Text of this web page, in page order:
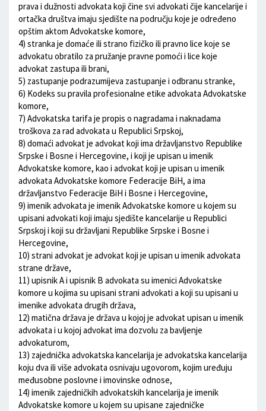
prava i dužnosti advokata koji čine svi advokati čije kancelarije i
ortačka društva imaju sjedište na području koje je određeno
opštim aktom Advokatske komore,
4) stranka je domaće ili strano fizičko ili pravno lice koje se
advokatu obratilo za pružanje pravne pomoći i lice koje
advokat zastupa ili brani,
5) zastupanje podrazumijeva zastupanje i odbranu stranke,
6) Kodeks su pravila profesionalne etike advokata Advokatske
komore,
7) Advokatska tarifa je propis o nagradama i naknadama
troškova za rad advokata u Republici Srpskoj,
8) domaći advokat je advokat koji ima državljanstvo Republike
Srpske i Bosne i Hercegovine, i koji je upisan u imenik
Advokatske komore, kao i advokat koji je upisan u imenik
advokata Advokatske komore Federacije BiH, a ima
državljanstvo Federacije BiH i Bosne i Hercegovine,
9) imenik advokata je imenik Advokatske komore u kojem su
upisani advokati koji imaju sjedište kancelarije u Republici
Srpskoj i koji su državljani Republike Srpske i Bosne i
Hercegovine,
10) strani advokat je advokat koji je upisan u imenik advokata
strane države,
11) upisnik A i upisnik B advokata su imenici Advokatske
komore u kojima su upisani strani advokati a koji su upisani u
imenike advokata drugih država,
12) matična država je država u kojoj je advokat upisan u imenik
advokata i u kojoj advokat ima dozvolu za bavljenje
advokaturom,
13) zajednička advokatska kancelarija je advokatska kancelarija
koju dva ili više advokata osnivaju ugovorom, kojim uređuju
međusobne poslovne i imovinske odnose,
14) imenik zajedničkih advokatskih kancelarija je imenik
Advokatske komore u kojem su upisane zajedničke